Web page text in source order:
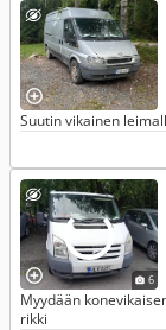
Suutin vikainen
6
Myydään
rikki